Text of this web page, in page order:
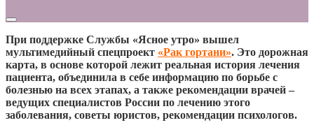
При поддержке Службы «Ясное утро» вышел
мультимедийный спецпроект «Рак гортани». Это дорожная
карта, в основе которой лежит реальная история лечения
пациента, объединила в себе информацию по борьбе с
болезнью на всех этапах, а также рекомендации врачей –
ведущих специалистов России по лечению этого
заболевания, советы юристов, рекомендации психологов.